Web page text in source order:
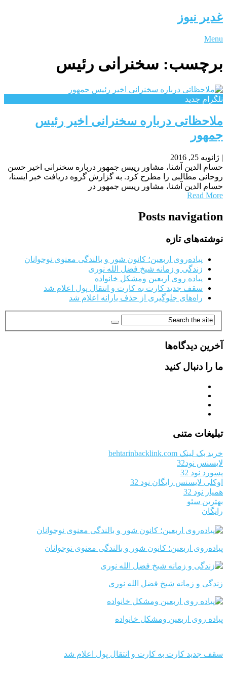
غدیر نیوز
Menu
برچسب: سخنرانی رئیس
تلگرام جدید
ملاحظاتی درباره سخنرانی اخیر رئیس
جمهور
| ژانویه 25, 2016
حسام الدین آشنا، مشاور رییس جمهور درباره سخنرانی اخیر حسن
روحانی مطالبی را مطرح کرد. به گزارش گروه دریافت خبر ایسنا،
حسام الدین آشنا، مشاور رییس جمهور در
Read More
Posts navigation
نوشته‌های تازه
پیاده‌روی اربعین؛ کانون شور و بالندگی معنوی نوجوانان
زندگی و زمانه شیخ فضل الله نوری
پیاده روی اربعین ومشکل خانواده
سقف جدید کارت به کارت و انتقال پول اعلام شد
راه‌های جلوگیری از حذف یارانه اعلام شد
آخرین دیدگاه‌ها
ما را دنبال کنید
تبلیغات متنی
خرید بک لینک behtarinbacklink.com
لایسنس نود32
پسورد نود 32
اوکلی لایسنس رایگان نود 32
همیار نود 32
بهترین سئو
رایگان
پیاده‌روی اربعین؛ کانون شور و بالندگی معنوی نوجوانان
زندگی و زمانه شیخ فضل الله نوری
پیاده روی اربعین ومشکل خانواده
سقف جدید کارت به کارت و انتقال پول اعلام شد